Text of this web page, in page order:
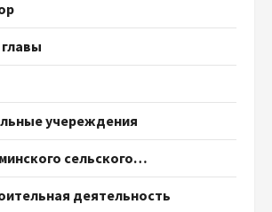
учереждения
сельского…
деятельность